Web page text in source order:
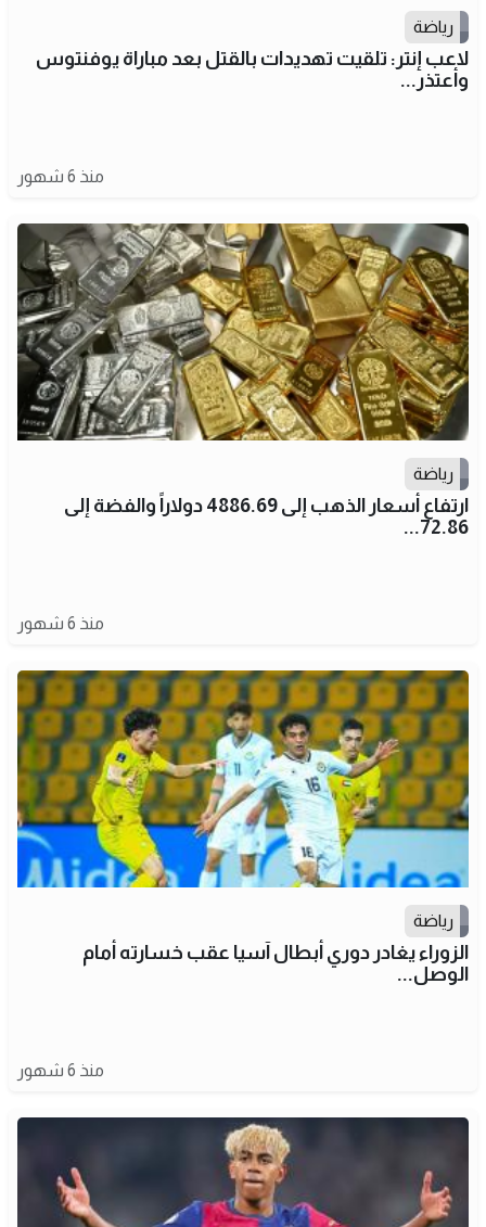
رياضة
لاعب إنتر: تلقيت تهديدات بالقتل بعد مباراة يوفنتوس
وأعتذر...
منذ 6 شهور
رياضة
ارتفاع أسعار الذهب إلى 4886.69 دولاراً والفضة إلى
72.86...
منذ 6 شهور
رياضة
الزوراء يغادر دوري أبطال آسيا عقب خسارته أمام
الوصل...
منذ 6 شهور